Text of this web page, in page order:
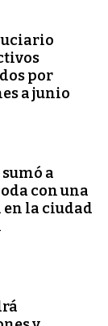
por
a junio
a
con una
la ciudad